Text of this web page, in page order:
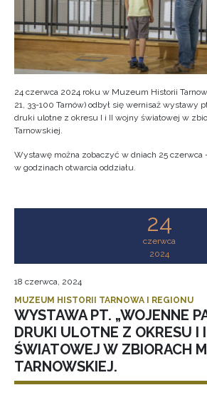
24 czerwca 2024 roku w Muzeum Historii
21, 33-100 Tarnów) odbył się wernisaż wystawy
druki ulotne z okresu I i II wojny światowej w
Tarnowskiej.
Wystawę można zobaczyć w dniach 25 czerwca
w godzinach otwarcia oddziału.
24
czerwca
2024
18 czerwca, 2024
MUZEUM HISTORII TARNOWA I REGIONU
WYSTAWA PT. „WOJENNE
DRUKI ULOTNE Z OKRESU I
ŚWIATOWEJ W ZBIORACH
TARNOWSKIEJ.